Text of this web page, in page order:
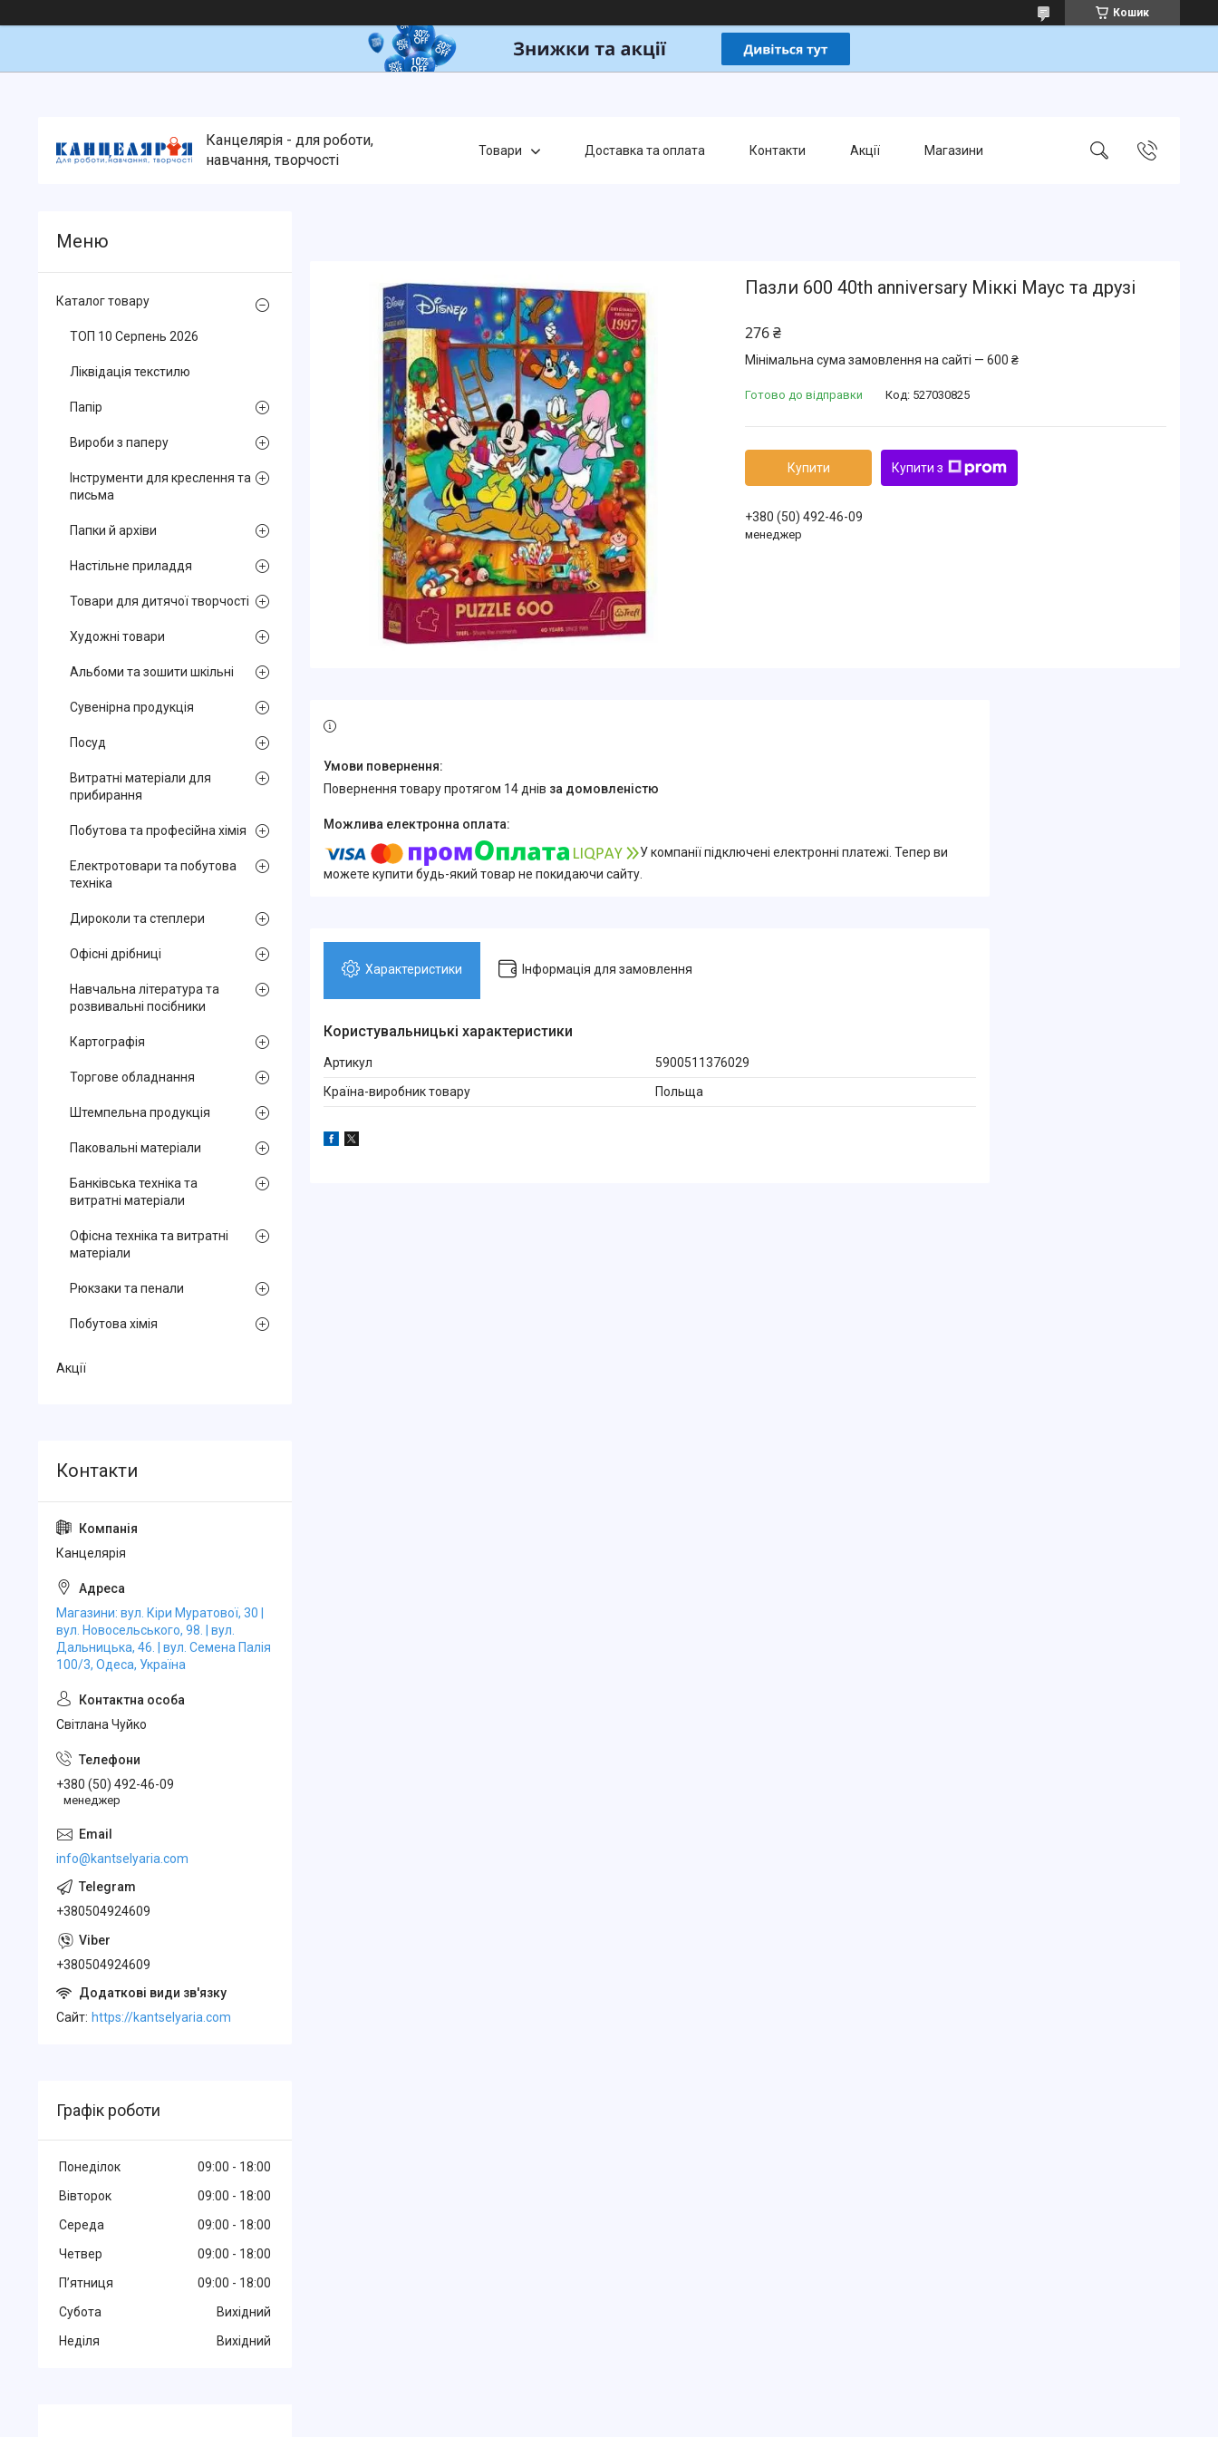
Кошик
Канцелярія - для роботи,
навчання, творчості
Товари Доставка та оплата Контакти Акції Магазини
Пазли 600 40th anniversary Міккі Маус та друзі
276 ₴
Мінімальна сума замовлення на сайті — 600 ₴
Готово до відправки Код: 527030825
Купити Купити з
+380 (50) 492-46-09
менеджер
повернення товару протягом 14 днів за домовленістю
У компанії підключені електронні платежі. Тепер ви
можете купити будь-який товар не покидаючи сайту.
Характеристики Інформація для замовлення
Користувальницькі характеристики
Артикул
5900511376029
Країна-виробник товару
Польща
Каталог товару
ТОП 10 Серпень 2026
Ліквідація текстилю
Папір
Вироби з паперу
Інструменти для креслення та
письма
Папки й архіви
Настільне приладдя
Товари для дитячої творчості
Художні товари
Альбоми та зошити шкільні
Сувенірна продукція
Посуд
Витратні матеріали для
прибирання
Побутова та професійна хімія
Електротовари та побутова
техніка
Дироколи та степлери
Офісні дрібниці
Навчальна література та
розвивальні посібники
Картографія
Торгове обладнання
Штемпельна продукція
Паковальні матеріали
Банківська техніка та
витратні матеріали
Офісна техніка та витратні
матеріали
Рюкзаки та пенали
Побутова хімія
Акції
Канцелярiя
Магазини: вул. Кіри Муратової, 30 |
вул. Новосельського, 98. | вул.
Дальницька, 46. | вул. Семена Палія
100/3, Одеса, Україна
Свiтлана Чуйко
+380 (50) 492-46-09
менеджер
info@kantselyaria.com
+380504924609
+380504924609
Cайт https://kantselyaria.com
Графік роботи
Понеділок 09:00
18:00
Вівторок
09:00
18:00
Середа
09:00
18:00
Четвер
09:00
18:00
Пʼятниця
09:00
18:00
Субота
Вихідний
Неділя
Вихідний